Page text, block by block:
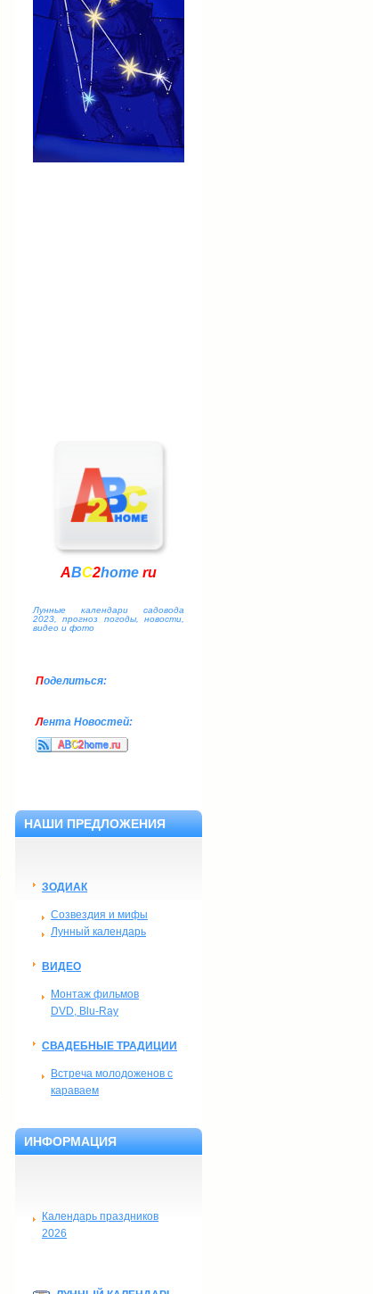
ABC2home.ru
Лунные календари садовода
2023, прогноз погоды, новости,
видео и фото
Поделиться:
Лента Новостей:
НАШИ ПРЕДЛОЖЕНИЯ
ЗОДИАК
Созвездия и мифы
Лунный календарь
ВИДЕО
Монтаж фильмов
DVD, Blu-Ray
СВАДЕБНЫЕ ТРАДИЦИИ
Встреча молодоженов с
караваем
ИНФОРМАЦИЯ
Календарь праздников
2026